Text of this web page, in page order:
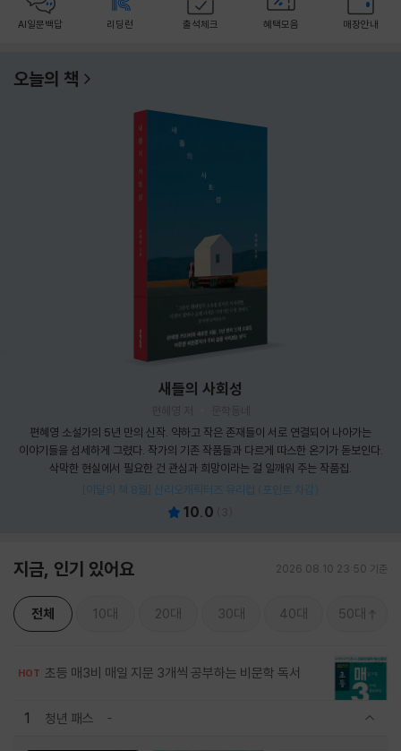
AI일문백답 리딩런 출석체크 혜택모음 매장안내
오늘의 책
새들의 사회성
편혜영 소설가의 5년 만의 신작. 약하고 작은 존재들이 서로 연결되어 나아가는
이야기들을 섬세하게 그렸다. 작가의 기존 작품들과 다르게 따스한 온기가 돋보인다.
삭막한 현실에서 필요한 건 관심과 희망이라는 걸 일깨워 주는 작품집.
[이달의 책 8월] 산리오캐릭터즈 유리컵 (포인트 차감)
10.0
지금, 인기 있어요 2026.08.10 23:50 기준
전체 10대 20대 30대 40대 50대
HOT 초등 매3비 매일 지문 3개씩 공부하는 비문학 독서
1 청년 패스